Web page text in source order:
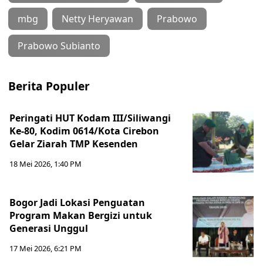
mbg Netty Heryawan Prabowo
Prabowo Subianto
Berita Populer
Peringati HUT Kodam III/Siliwangi
Ke-80, Kodim 0614/Kota Cirebon
Gelar Ziarah TMP Kesenden
18 Mei 2026, 1:40 PM
Bogor Jadi Lokasi Penguatan
Program Makan Bergizi untuk
Generasi Unggul
17 Mei 2026, 6:21 PM